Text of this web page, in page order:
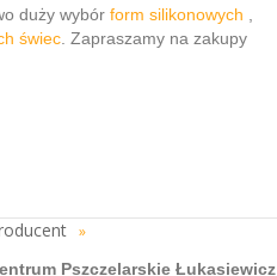
duży wybór form silikonowych
świec. Zapraszamy na zakupy
»
Pszczelarskie Łukasiewicz